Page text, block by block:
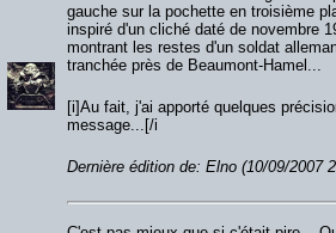
gauche sur la pochette en troisième
inspiré d'un cliché daté de novembre
montrant les restes d'un soldat
tranchée près de Beaumont-Hamel...
[i]Au fait, j'ai apporté quelques
message...[/i
Dernière édition de: Elno (10/09/2007